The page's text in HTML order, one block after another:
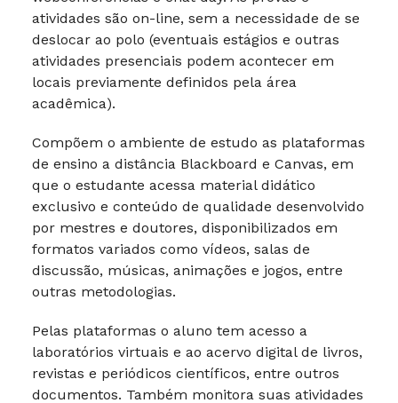
atividades são on-line, sem a necessidade de se
deslocar ao polo (eventuais estágios e outras
atividades presenciais podem acontecer em
locais previamente definidos pela área
acadêmica).
Compõem o ambiente de estudo as plataformas
de ensino a distância Blackboard e Canvas, em
que o estudante acessa material didático
exclusivo e conteúdo de qualidade desenvolvido
por mestres e doutores, disponibilizados em
formatos variados como vídeos, salas de
discussão, músicas, animações e jogos, entre
outras metodologias.
Pelas plataformas o aluno tem acesso a
laboratórios virtuais e ao acervo digital de livros,
revistas e periódicos científicos, entre outros
documentos. Também monitora suas atividades